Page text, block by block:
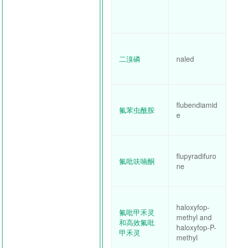
二溴磷 naled
氟苯虫酰胺
flubendiamid
e
氟吡呋喃酮
flupyradifuro
ne
氟吡甲禾灵
和高效氟吡
甲禾灵
haloxyfop-
methyl and
haloxyfop-P-
methyl